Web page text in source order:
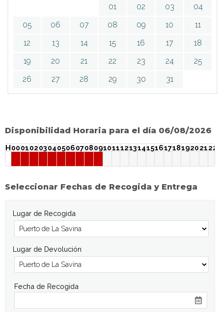
01 02 03
04
05
06 07 08 09 10
11
12
13 14 15 16 17
18
19
20 21 22 23 24
25
26
27 28 29 30 31
Disponibilidad Horaria para el día 06/08/2026
H0001020304050607080910111213141516171819202122
Seleccionar Fechas de Recogida y Entrega
Lugar de Recogida
Lugar de Devolución
Fecha de Recogida